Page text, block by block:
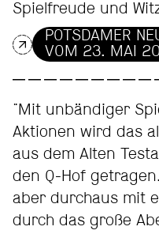
Spielfreude und
POTSDAMER
VOM 23. MAI
"Mit unbändiger
Aktionen wird das
aus dem Alten
den Q-Hof
aber durchaus mit
durch das große